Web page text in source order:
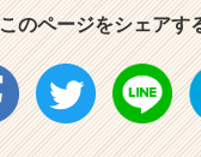
このページをシェアす